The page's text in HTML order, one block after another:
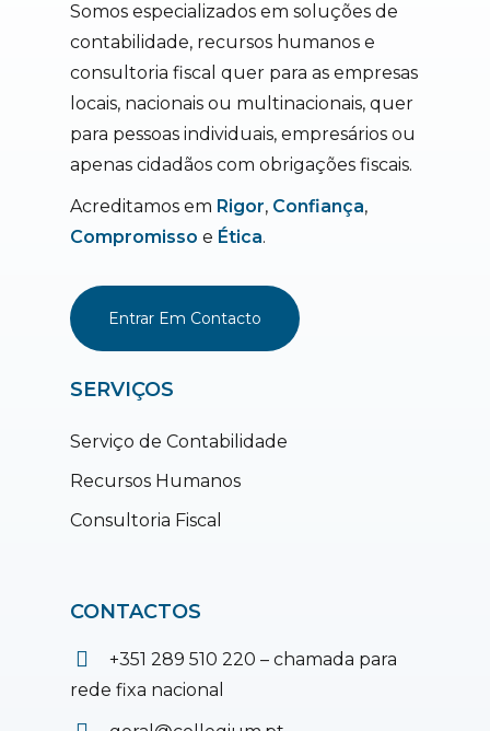
Somos especializados em soluções de
contabilidade, recursos humanos e
consultoria fiscal quer para as empresas
locais, nacionais ou multinacionais, quer
para pessoas individuais, empresários ou
apenas cidadãos com obrigações fiscais.
Acreditamos em Rigor, Confiança,
Compromisso e Ética.
Entrar Em Contacto
SERVIÇOS
Serviço de Contabilidade
Recursos Humanos
Consultoria Fiscal
CONTACTOS
+351 289 510 220 – chamada para
rede fixa nacional